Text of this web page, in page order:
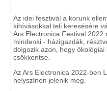
Az idei fesztivál a korunk
kihívásokkal teli keresésére
Ars Electronica Festival
mindenki - házigazdák,
dolgozik azon, hogy
csökkentse.
Az Ars Electronica 2022-ben
helyszínen jelenik meg.